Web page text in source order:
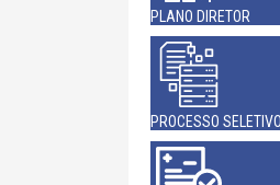
PLANO DIRETOR
PROCESSO SELETIVO